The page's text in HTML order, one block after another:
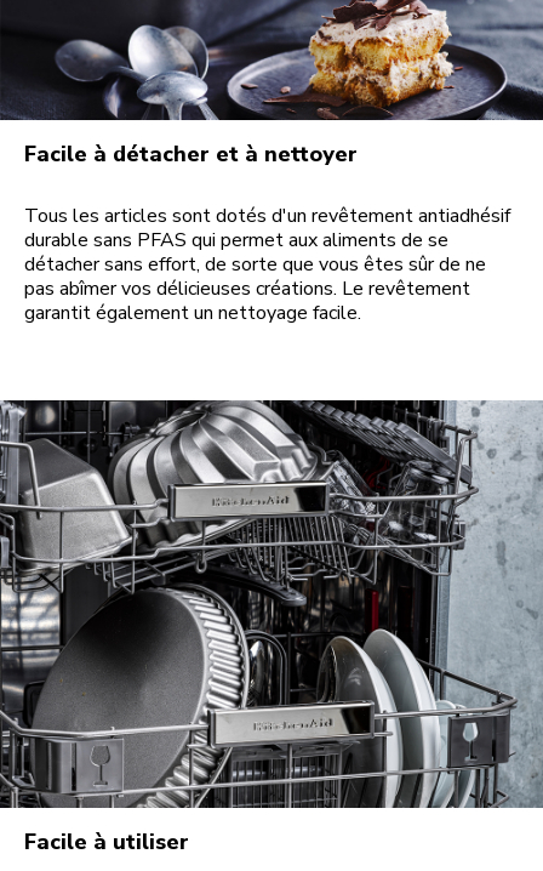
Facile à détacher et à nettoyer
Tous les articles sont dotés d'un revêtement antiadhésif
durable sans PFAS qui permet aux aliments de se
détacher sans effort, de sorte que vous êtes sûr de ne
pas abîmer vos délicieuses créations. Le revêtement
garantit également un nettoyage facile.
Facile à utiliser